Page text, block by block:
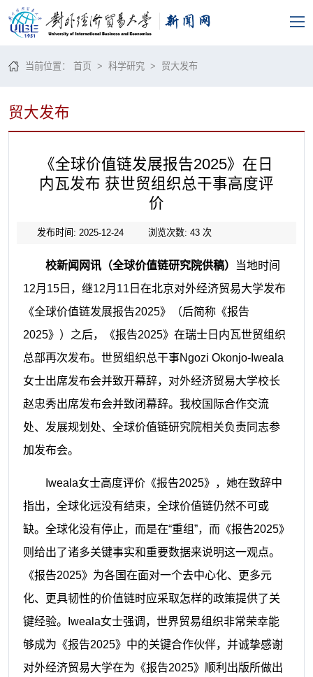
当前位置：首页 >科学研究 > 贸大发布
贸大发布
《全球价值链发展报告2025》在日
内瓦发布 获世贸组织总干事高度评
价
发布时间: 2025-12-24 浏览次数: 43次
校新闻网讯（全球价值链研究院供稿）
当地时间
12月15日，继12月11日在北京对外经济贸易大学发布
《全球价值链发展报告2025》（后简称《报告
2025》）之后，《报告2025》在瑞士日内瓦世贸组织
总部再次发布。世贸组织总干事Ngozi Okonjo-Iweala
女士出席发布会并致开幕辞，对外经济贸易大学校长
赵忠秀出席发布会并致闭幕辞。我校国际合作交流
处、发展规划处、全球价值链研究院相关负责同志参
加发布会。
Iweala女士高度评价《报告2025》，她在致辞中
指出，全球化远没有结束，全球价值链仍然不可或
缺。全球化没有停止，而是在“重组”，而《报告2025》
则给出了诸多关键事实和重要数据来说明这一观点。
《报告2025》为各国在面对一个去中心化、更多元
化、更具韧性的价值链时应采取怎样的政策提供了关
键经验。Iweala女士强调，世界贸易组织非常荣幸能
够成为《报告2025》中的关键合作伙伴，并诚挚感谢
对外经济贸易大学在为《报告2025》顺利出版所做出